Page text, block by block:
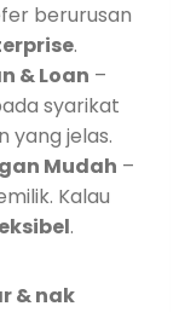
berurusan
.
& Loan –
syarikat
yang jelas.
Mudah –
Kalau
.
& nak